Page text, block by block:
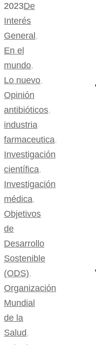
2023De
Interés
General,
En el
mundo,
Lo nuevo,
Opinión
antibióticos,
industria
farmaceutica,
Investigación
científica,
Investigación
médica,
Objetivos
de
Desarrollo
Sostenible
(ODS),
Organización
Mundial
de la
Salud,